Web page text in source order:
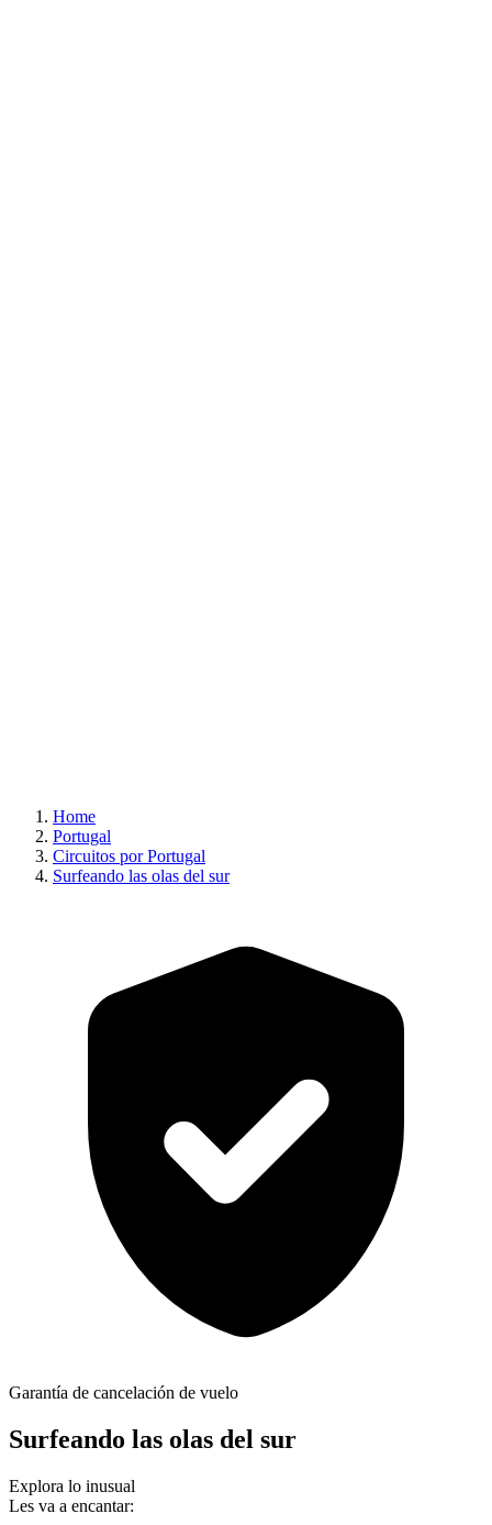
Home
Portugal
Circuitos por Portugal
Surfeando las olas del sur
Garantía de cancelación de vuelo
Surfeando las olas del sur
Explora lo inusual
Les va a encantar: